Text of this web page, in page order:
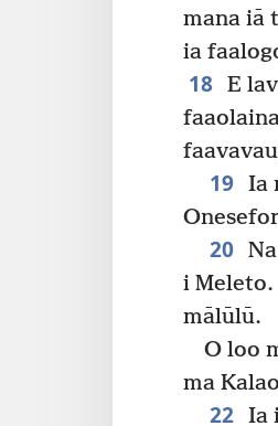
mana iā
ia
18 E
19 Ia
20
i Meleto.
mālūlū.
O loo
ma
22 Ia